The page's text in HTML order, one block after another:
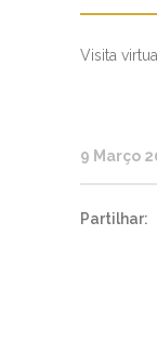
Visita
9 Março
Partilhar: